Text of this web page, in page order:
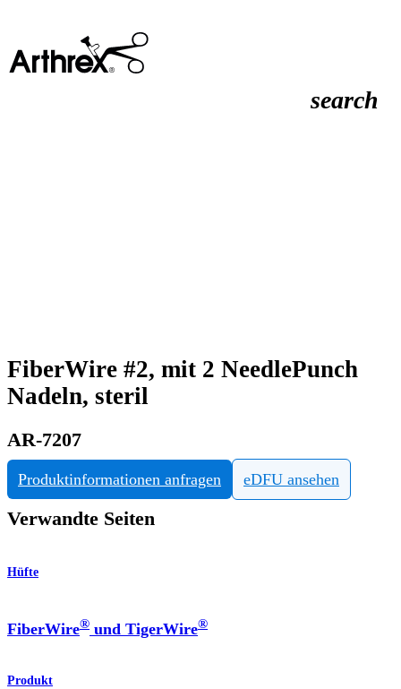
search
FiberWire #2, mit 2 NeedlePunch
Nadeln, steril
AR-7207
Produktinformationen anfragen eDFU ansehen
Verwandte Seiten
Hüfte
FiberWire® und TigerWire®
Produkt